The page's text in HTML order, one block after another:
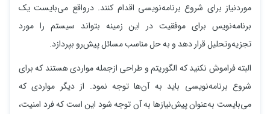
موردنیاز برای شروع برنامه‌نویسی اقدام کنند. درواقع می‌بایست یک
برنامه‌نویس برای موفقیت در این زمینه بتواند سیستم را مورد
تجزیه‌وتحلیل قرار دهد و به حل مناسب مسائل پیش‌رو بپردازد.
البته فراموش نکنید که الگوریتم و طراحی ازجمله مواردی هستند که برای
شروع برنامه‌نویسی باید به آن‌ها توجه نمود. از دیگر مواردی که
می‌بایست به‌عنوان پیش‌نیازها به آن توجه شود این است که فرد امنیت،